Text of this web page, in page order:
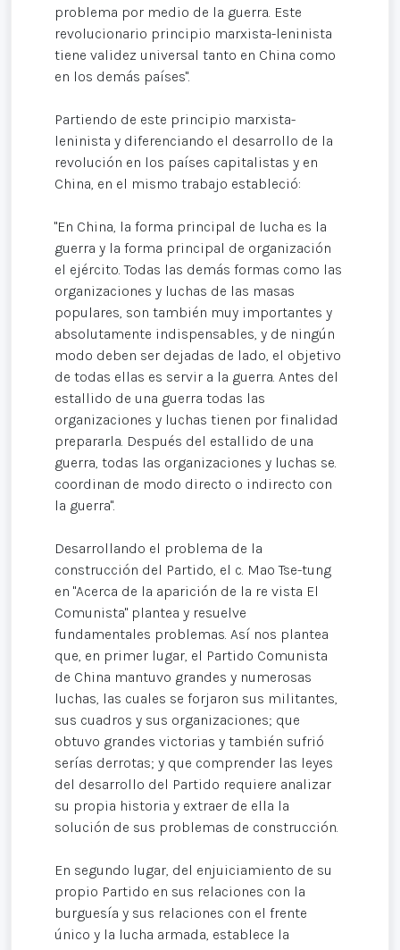
problema por medio de la guerra. Este
revolucionario principio marxista-leninista
tiene validez universal tanto en China como
en los demás países".
Partiendo de este principio marxista-
leninista y diferenciando el desarrollo de la
revolución en los países capitalistas y en
China, en el mismo trabajo estableció:
"En China, la forma principal de lucha es la
guerra y la forma principal de organización
el ejército. Todas las demás formas como las
organizaciones y luchas de las masas
populares, son también muy importantes y
absolutamente indispensables, y de ningún
modo deben ser dejadas de lado, el objetivo
de todas ellas es servir a la guerra. Antes del
estallido de una guerra todas las
organizaciones y luchas tienen por finalidad
prepararla. Después del estallido de una
guerra, todas las organizaciones y luchas se.
coordinan de modo directo o indirecto con
la guerra".
Desarrollando el problema de la
construcción del Partido, el c. Mao Tse-tung
en "Acerca de la aparición de la re vista El
Comunista" plantea y resuelve
fundamentales problemas. Así nos plantea
que, en primer lugar, el Partido Comunista
de China mantuvo grandes y numerosas
luchas, las cuales se forjaron sus militantes,
sus cuadros y sus organizaciones; que
obtuvo grandes victorias y también sufrió
serías derrotas; y que comprender las leyes
del desarrollo del Partido requiere analizar
su propia historia y extraer de ella la
solución de sus problemas de construcción.
En segundo lugar, del enjuiciamiento de su
propio Partido en sus relaciones con la
burguesía y sus relaciones con el frente
único y la lucha armada, establece la